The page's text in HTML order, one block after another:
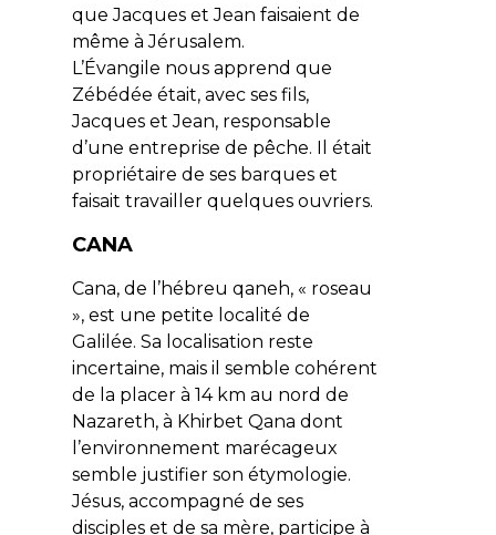
que Jacques et Jean faisaient de
même à Jérusalem.
L’Évangile nous apprend que
Zébédée était, avec ses fils,
Jacques et Jean, responsable
d’une entreprise de pêche. Il était
propriétaire de ses barques et
faisait travailler quelques ouvriers.
CANA
Cana, de l’hébreu qaneh, « roseau
», est une petite localité de
Galilée. Sa localisation reste
incertaine, mais il semble cohérent
de la placer à 14 km au nord de
Nazareth, à Khirbet Qana dont
l’environnement marécageux
semble justifier son étymologie.
Jésus, accompagné de ses
disciples et de sa mère, participe à